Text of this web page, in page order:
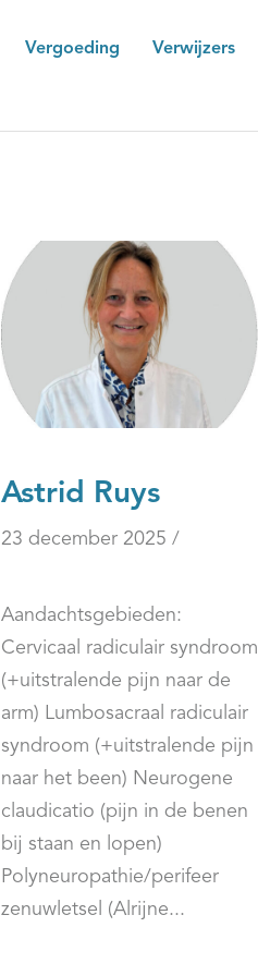
Vergoeding Verwijzers
Astrid Ruys
23 december 2025 /
Aandachtsgebieden:
Cervicaal radiculair syndroom
(+uitstralende pijn naar de
arm) Lumbosacraal radiculair
syndroom (+uitstralende pijn
naar het been) Neurogene
claudicatio (pijn in de benen
bij staan en lopen)
Polyneuropathie/perifeer
zenuwletsel (Alrijne...